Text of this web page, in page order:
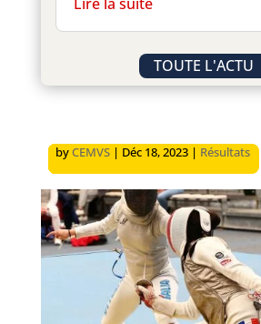
TOUTE L'ACTU
byCEMVS| Mar 29, 2024 |Résultats
byCEMVS| Jan 17, 2024| Divers
byCEMVS| Jan 17, 2024| Résultats
byCEMVS| Jan 17, 2024| Résultats
byCEMVS| Déc 18, 2023| Résultats